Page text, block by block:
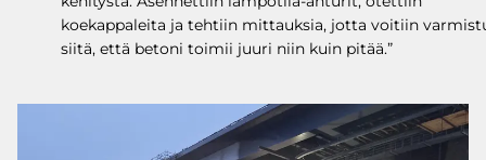
koekappaleita ja tehtiin mittauksia, jotta voitiin
siitä, että betoni toimii juuri niin kuin pitää.”